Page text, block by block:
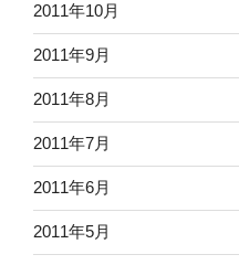
2011年10月
2011年9月
2011年8月
2011年7月
2011年6月
2011年5月